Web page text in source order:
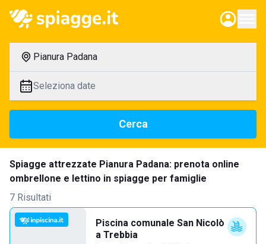
Pianura Padana
Seleziona date
Cerca
Spiagge attrezzate Pianura Padana: prenota online
ombrellone e lettino in spiagge per famiglie
7 Risultati
Piscina comunale San Nicolò
a Trebbia